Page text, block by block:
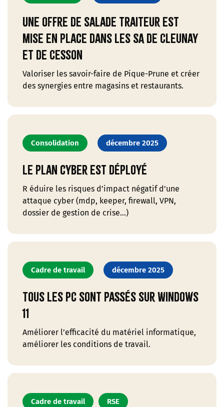
Une offre de salade traiteur est
mise en place dans les SA de Cleunay
et de Cesson
Valoriser les savoir-faire de Pique-Prune et créer
des synergies entre magasins et restaurants.
Consolidation décembre 2025
Le plan cyber est déployé
R éduire les risques d’impact négatif d’une
attaque cyber (mdp, keeper, firewall, VPN,
dossier de gestion de crise…)
Cadre de travail décembre 2025
Tous les PC sont passés sur Windows
11
Améliorer l’efficacité du matériel informatique,
améliorer les conditions de travail.
Cadre de travail RSE